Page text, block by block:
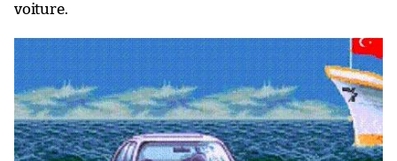
voiture.